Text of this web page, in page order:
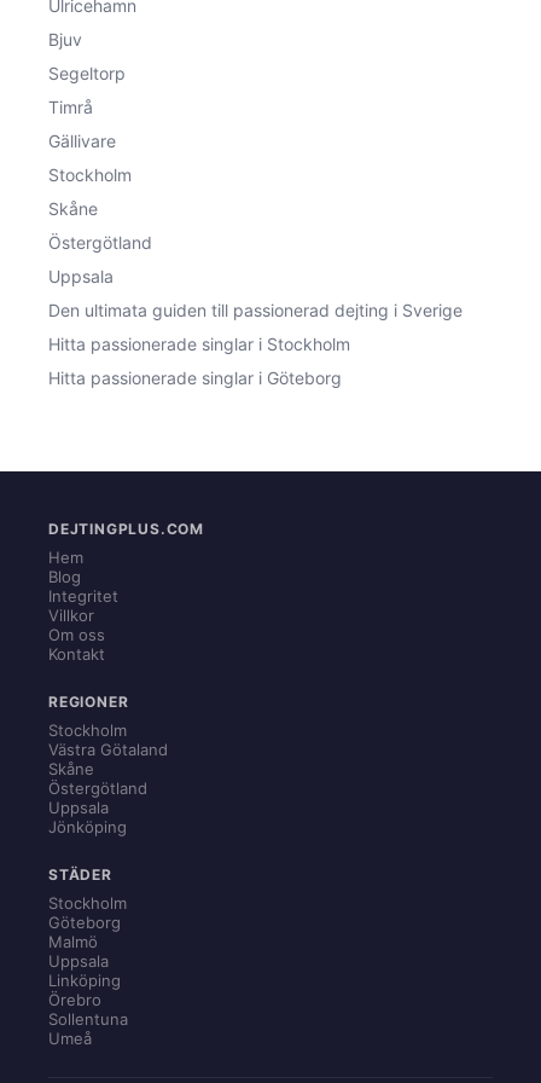
Ulricehamn
Bjuv
Segeltorp
Timrå
Gällivare
Stockholm
Skåne
Östergötland
Uppsala
Den ultimata guiden till passionerad dejting i Sverige
Hitta passionerade singlar i Stockholm
Hitta passionerade singlar i Göteborg
DEJTINGPLUS.COM
Hem
Blog
Integritet
Villkor
Om oss
Kontakt
REGIONER
Stockholm
Västra Götaland
Skåne
Östergötland
Uppsala
Jönköping
STÄDER
Stockholm
Göteborg
Malmö
Uppsala
Linköping
Örebro
Sollentuna
Umeå